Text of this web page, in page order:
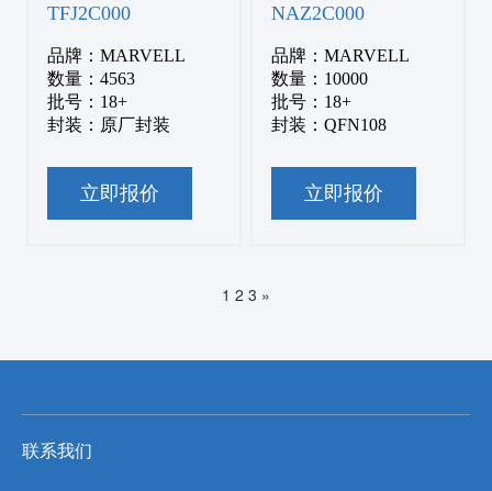
TFJ2C000
品牌：MARVELL
数量：4563
批号：18+
封装：原厂封装
立即报价
NAZ2C000
品牌：MARVELL
数量：10000
批号：18+
封装：QFN108
立即报价
1 2 3 »
联系我们